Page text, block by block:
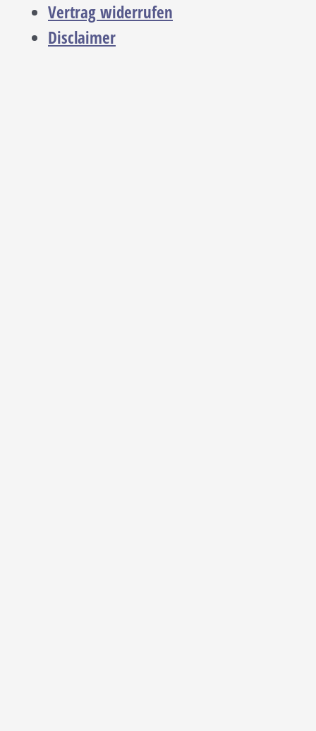
Vertrag widerrufen
Disclaimer